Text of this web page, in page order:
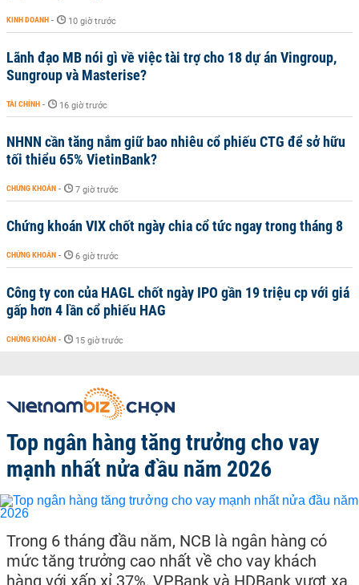
KINH DOANH - 10 giờ trước
Lãnh đạo MB nói gì về việc tài trợ cho 18 dự án Vingroup,
Sungroup và Masterise?
TÀI CHÍNH - 16 giờ trước
NHNN cần tăng nắm giữ bao nhiêu cổ phiếu CTG để sở hữu
tối thiểu 65% VietinBank?
CHỨNG KHOÁN - 7 giờ trước
Chứng khoán VIX chốt ngày chia cổ tức ngay trong tháng 8
CHỨNG KHOÁN - 6 giờ trước
Công ty con của HAGL chốt ngày IPO gần 19 triệu cp với giá
gấp hơn 4 lần cổ phiếu HAG
CHỨNG KHOÁN - 15 giờ trước
Top ngân hàng tăng trưởng cho vay
mạnh nhất nửa đầu năm 2026
Trong 6 tháng đầu năm, NCB là ngân hàng có
mức tăng trưởng cao nhất về cho vay khách
hàng với xấp xỉ 37%, VPBank và HDBank vượt xa